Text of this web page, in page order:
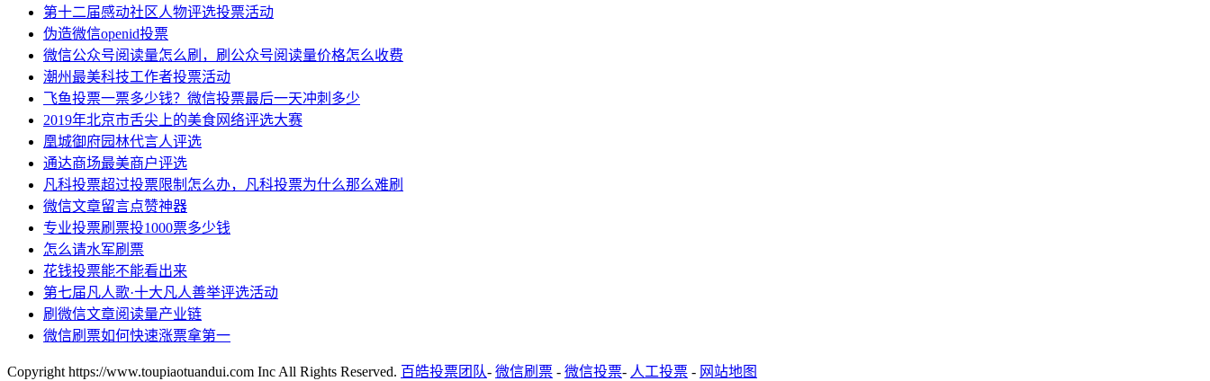
第十二届感动社区人物评选投票活动
伪造微信openid投票
微信公众号阅读量怎么刷，刷公众号阅读量价格怎么收费
潮州最美科技工作者投票活动
飞鱼投票一票多少钱？微信投票最后一天冲刺多少
2019年北京市舌尖上的美食网络评选大赛
凰城御府园林代言人评选
通达商场最美商户评选
凡科投票超过投票限制怎么办，凡科投票为什么那么难刷
微信文章留言点赞神器
专业投票刷票投1000票多少钱
怎么请水军刷票
花钱投票能不能看出来
第七届凡人歌·十大凡人善举评选活动
刷微信文章阅读量产业链
微信刷票如何快速涨票拿第一
Copyright https://www.toupiaotuandui.com Inc All Rights Reserved. 百皓投票团队- 微信刷票 - 微信投票- 人工投票 - 网站地图